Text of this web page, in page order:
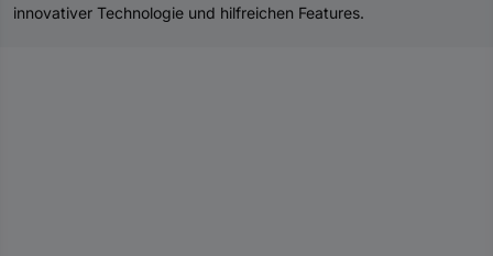
innovativer Technologie und hilfreichen Features.